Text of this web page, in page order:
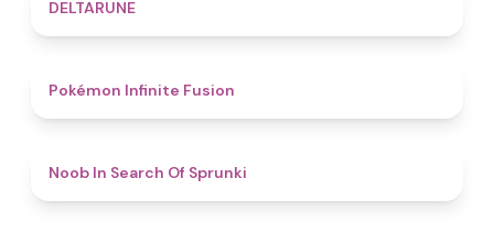
DELTARUNE
Pokémon Infinite Fusion
Noob In Search Of Sprunki